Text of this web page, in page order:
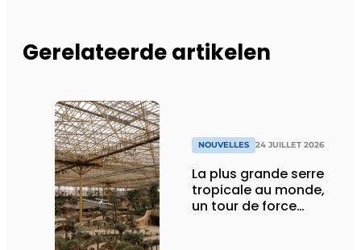
Gerelateerde artikelen
NOUVELLES 24 JUILLET 2026
La plus grande serre
tropicale au monde,
un tour de force